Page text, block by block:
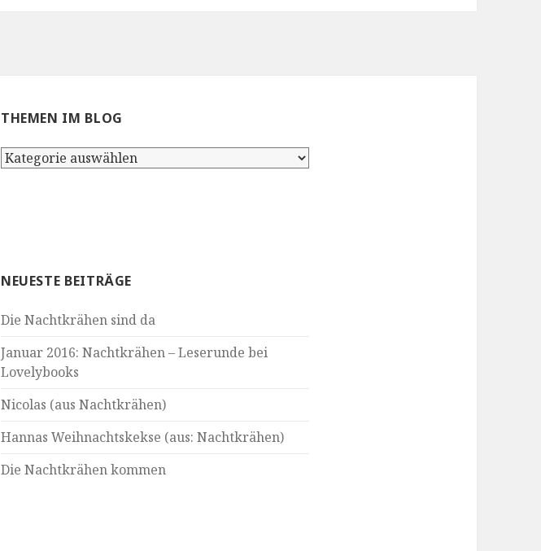
THEMEN IM BLOG
Themen
NEUESTE BEITRÄGE
Die Nachtkrähen sind da
Januar 2016: Nachtkrähen – Leserunde bei
Lovelybooks
Nicolas (aus Nachtkrähen)
Hannas Weihnachtskekse (aus: Nachtkrähen)
Die Nachtkrähen kommen